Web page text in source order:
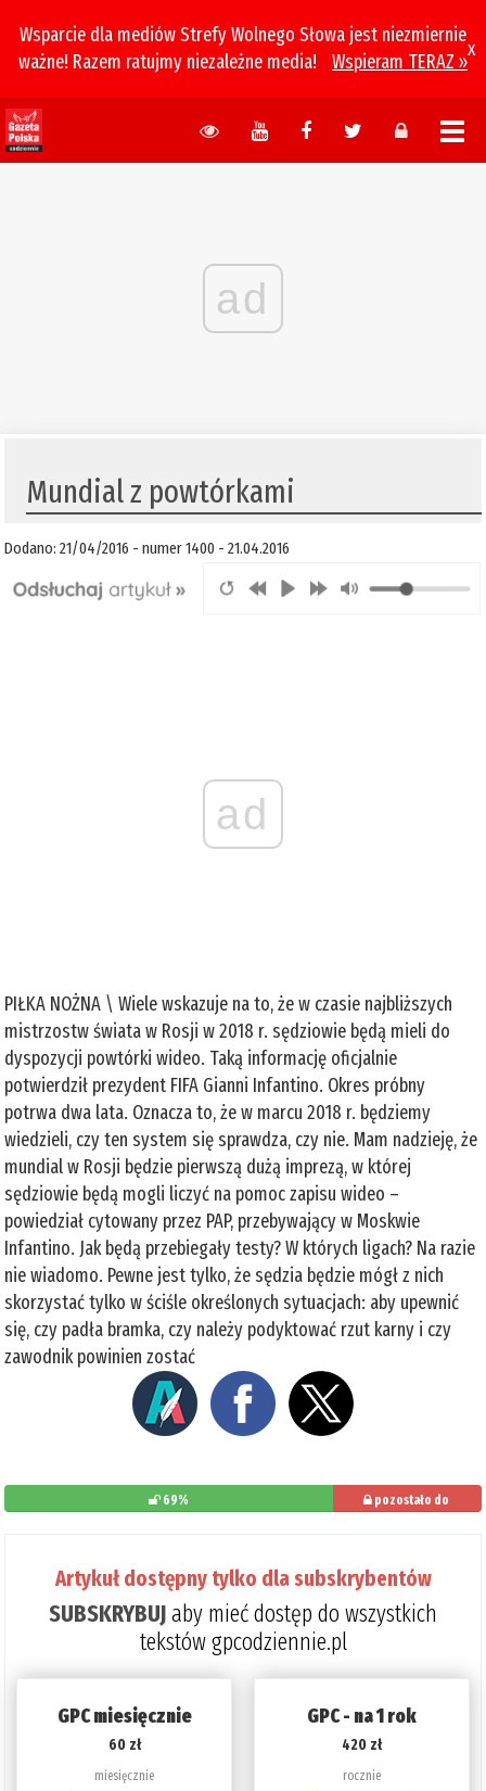
Wsparcie dla mediów Strefy Wolnego Słowa jest niezmiernie
ważne! Razem ratujmy niezależne media!
Wspieram TERAZ »
x
ad
Mundial z powtórkami
Dodano: 21/04/2016 - numer 1400 - 21.04.2016
ad
PIŁKA NOŻNA \ Wiele wskazuje na to, że w czasie najbliższych
mistrzostw świata w Rosji w 2018 r. sędziowie będą mieli do
dyspozycji powtórki wideo. Taką informację oficjalnie
potwierdził prezydent FIFA Gianni Infantino. Okres próbny
potrwa dwa lata. Oznacza to, że w marcu 2018 r. będziemy
wiedzieli, czy ten system się sprawdza, czy nie. Mam nadzieję, że
mundial w Rosji będzie pierwszą dużą imprezą, w której
sędziowie będą mogli liczyć na pomoc zapisu wideo –
powiedział cytowany przez PAP, przebywający w Moskwie
Infantino. Jak będą przebiegały testy? W których ligach? Na razie
nie wiadomo. Pewne jest tylko, że sędzia będzie mógł z nich
skorzystać tylko w ściśle określonych sytuacjach: aby upewnić
się, czy padła bramka, czy należy podyktować rzut karny i czy
zawodnik powinien zostać
69%
pozostało do
Artykuł dostępny tylko dla subskrybentów
SUBSKRYBUJaby mieć dostęp do wszystkich
tekstów gpcodziennie.pl
GPC miesięcznie
60 zł
miesięcznie
GPC - na 1 rok
420 zł
rocznie